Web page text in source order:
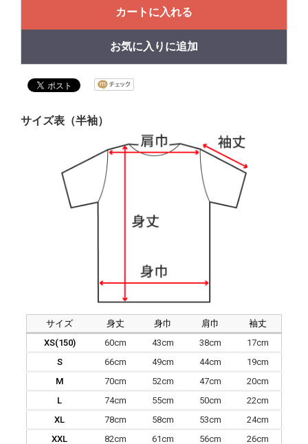
カートに入れる
お気に入りに追加
サイズ表（半袖）
サイズ 身丈 身巾 肩巾
袖丈
XS(150)
60cm 43cm 38cm
17cm
S
66cm 49cm 44cm
19cm
M
70cm 52cm 47cm
20cm
L
74cm 55cm 50cm
22cm
XL
78cm 58cm 53cm
24cm
XXL
82cm 61cm 56cm 26cm